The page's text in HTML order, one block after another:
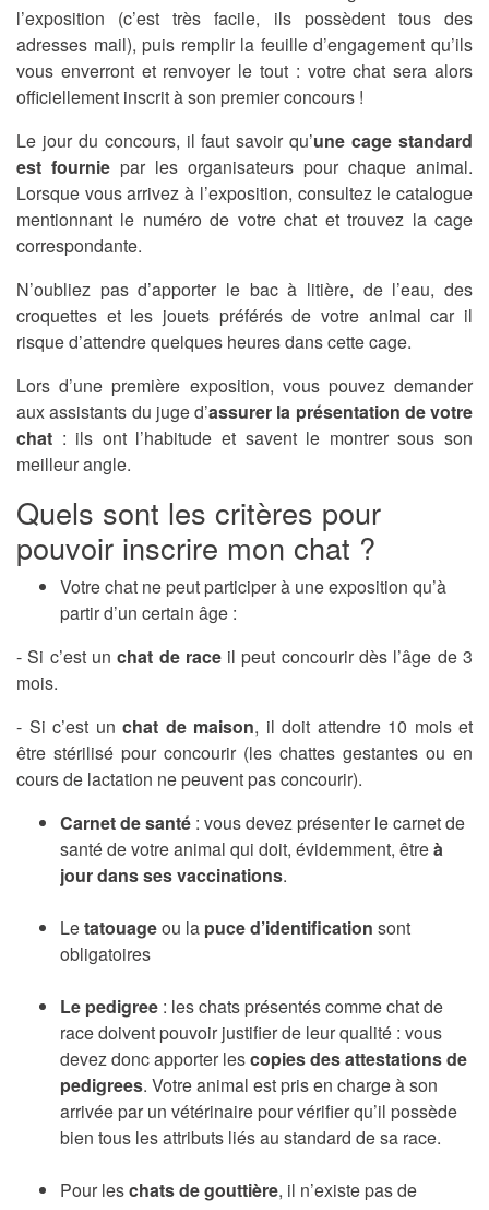
l’exposition (c’est très facile, ils possèdent tous des
adresses mail), puis remplir la feuille d’engagement qu’ils
vous enverront et renvoyer le tout : votre chat sera alors
officiellement inscrit à son premier concours !
Le jour du concours, il faut savoir qu’une cage standard
est fournie par les organisateurs pour chaque animal.
Lorsque vous arrivez à l’exposition, consultez le catalogue
mentionnant le numéro de votre chat et trouvez la cage
correspondante.
N’oubliez pas d’apporter le bac à litière, de l’eau, des
croquettes et les jouets préférés de votre animal car il
risque d’attendre quelques heures dans cette cage.
Lors d’une première exposition, vous pouvez demander
aux assistants du juge d’assurer la présentation de votre
chat : ils ont l’habitude et savent le montrer sous son
meilleur angle.
Quels sont les critères pour
pouvoir inscrire mon chat ?
Votre chat ne peut participer à une exposition qu’à
partir d’un certain âge :
- Si c’est unchat de raceil peut concourir dès l’âge de 3
mois.
- Si c’est un chat de maison, il doit attendre 10 mois et
être stérilisé pour concourir (les chattes gestantes ou en
cours de lactation ne peuvent pas concourir).
Carnet de santé : vous devez présenter le carnet de
santé de votre animal qui doit, évidemment, êtreà
jour dans ses vaccinations.
Letatouageou la puce d’identification sont
obligatoires
Le pedigree : les chats présentés comme chat de
race doivent pouvoir justifier de leur qualité : vous
devez donc apporter lescopies des attestations de
pedigrees. Votre animal est pris en charge à son
arrivée par un vétérinaire pour vérifier qu’il possède
bien tous les attributs liés au standard de sa race.
Pour leschats de gouttière, il n’existe pas de